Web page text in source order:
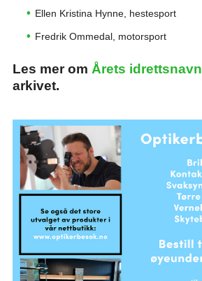
Ellen Kristina Hynne, hestesport
Fredrik Ommedal, motorsport
Les mer om Årets idrettsnavn
arkivet.